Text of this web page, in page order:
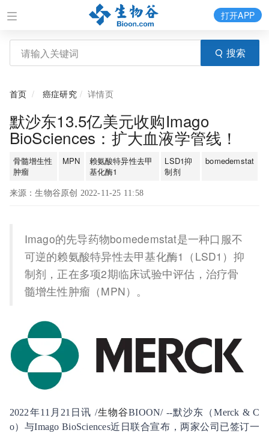
搜索
打开APP
首页 癌症研究 详情页
默沙东13.5亿美元收购Imago
BioSciences：扩大血液学管线！
骨髓增生性
肿瘤
MPN
赖氨酸特异性去甲
基化酶1
LSD1抑
制剂
bomedemstat
来源：生物谷原创 2022-11-25 11:58
Imago的先导药物bomedemstat是一种口服不
可逆的赖氨酸特异性去甲基化酶1（LSD1）抑
制剂，正在多项2期临床试验中评估，治疗骨
髓增生性肿瘤（MPN）。
2022年11月21日讯 /生物谷BIOON/ --默沙东（Merck & C
o）与Imago BioSciences近日联合宣布，两家公司已签订一